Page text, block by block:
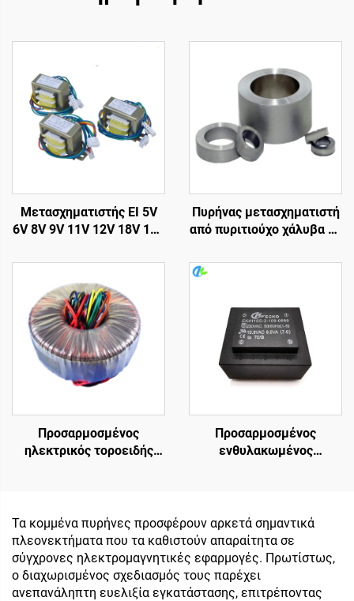
Μετασχηματιστής EI 5V
6V 8V 9V 11V 12V 18V 19V
Μετασχηματιστής 110V
σε 220V,
Μετασχηματιστής
υποβιβασμού τάσης
Πυρήνας μετασχηματιστή
από πυριτιούχο χάλυβα σε
σιδήρου, πυρήνας ισχύος
Προσαρμοσμένος
ηλεκτρικός τοροειδής
μετασχηματιστή
κατηγορίας h τοροειδή
Προσαρμοσμένος
ενθυλακωμένος
ενισχυτή
Τα κομμένα πυρήνες προσφέρουν αρκετά σημαντικά
πλεονεκτήματα που τα καθιστούν απαραίτητα σε
σύγχρονες ηλεκτρομαγνητικές εφαρμογές. Πρωτίστως,
ο διαχωρισμένος σχεδιασμός τους παρέχει
ανεπανάληπτη ευελιξία εγκατάστασης, επιτρέποντας